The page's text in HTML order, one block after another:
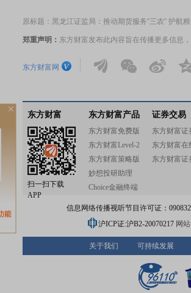
原标题：黑龙江证监局：推动期货服务“三农” 护航
郑重声明： 东方财富发布此内容旨在传播更多信息
东方财富网
东方财富
扫一扫下载
APP
东方财富产品
东方财富免费版
东方财富Level-2
东方财富策略版
妙想投研助理
Choice金融终端
证券交易
东方财富证
东方财富在
东方财富证
信息网络传播视听节目许可证：
沪ICP证:沪B2-20070217 网
关于我们 可持续发展